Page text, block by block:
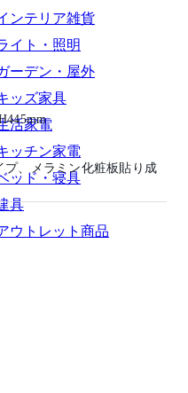
ンテリア雑貨
イト・照明
ーデン・屋外
ッズ家具
活家電
ッチン家電
ッド・寝具
具
ウトレット商品
プ、メラミン化粧板貼り成